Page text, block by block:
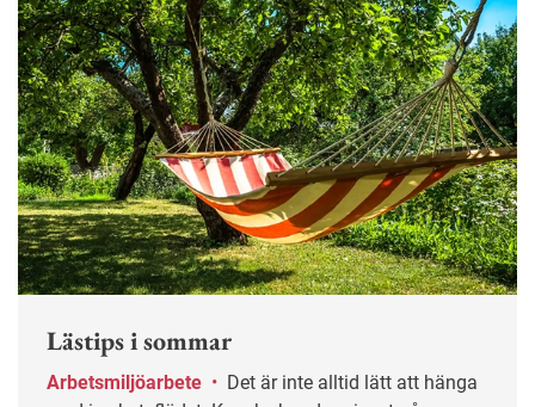
Lästips i sommar
Arbetsmiljöarbete •